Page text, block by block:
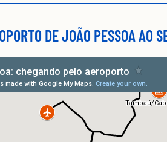
DE JOÃO PESSOA AO